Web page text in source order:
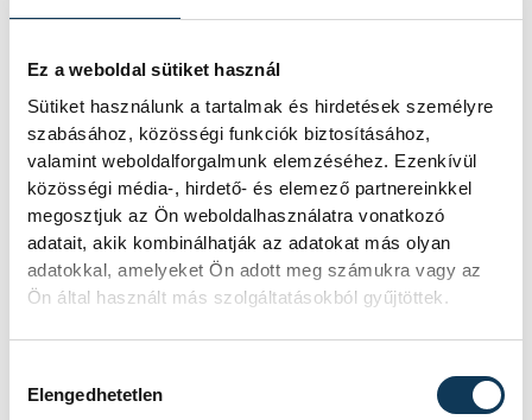
Ez a weboldal sütiket használ
Sütiket használunk a tartalmak és hirdetések személyre
szabásához, közösségi funkciók biztosításához,
valamint weboldalforgalmunk elemzéséhez. Ezenkívül
közösségi média-, hirdető- és elemező partnereinkkel
megosztjuk az Ön weboldalhasználatra vonatkozó
adatait, akik kombinálhatják az adatokat más olyan
adatokkal, amelyeket Ön adott meg számukra vagy az
Ön által használt más szolgáltatásokból gyűjtöttek.
Elengedhetetlen